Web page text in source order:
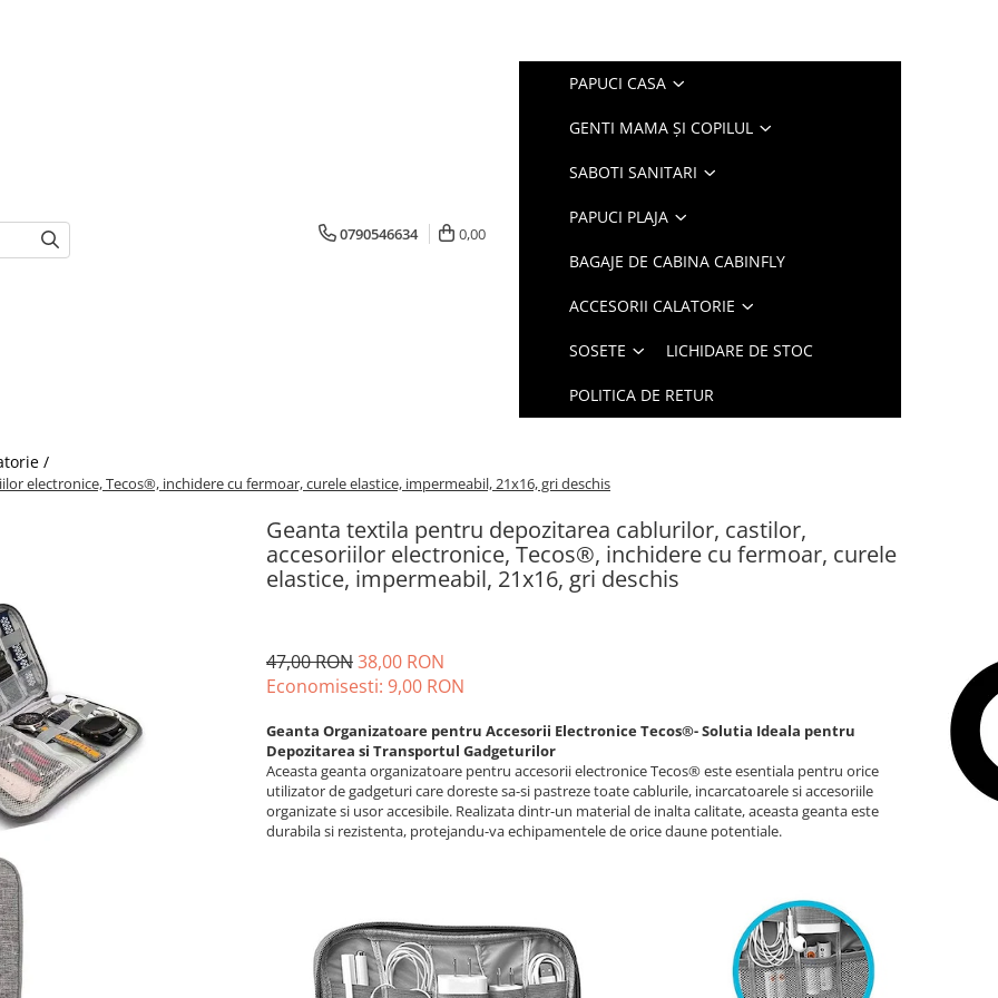
0790546634 0,00
PAPUCI CASA
GENTI MAMA ȘI COPILUL
SABOTI SANITARI
PAPUCI PLAJA
BAGAJE DE CABINA CABINFLY
ACCESORII CALATORIE
SOSETE LICHIDARE DE STOC
POLITICA DE RETUR
/
electronice, Tecos®, inchidere cu fermoar, curele elastice, impermeabil, 21x16, gri deschis
Geanta textila pentru depozitarea cablurilor, castilor,
accesoriilor electronice, Tecos®, inchidere cu fermoar, curele
elastice, impermeabil, 21x16, gri deschis
47,00 RON38,00 RON
Economisesti: 9,00 RON
Geanta Organizatoare pentru Accesorii Electronice Tecos®- Solutia Ideala pentru
Depozitarea si Transportul Gadgeturilor
Aceasta geanta organizatoare pentru accesorii electronice Tecos® este esentiala pentru orice
utilizator de gadgeturi care doreste sa-si pastreze toate cablurile, incarcatoarele si accesoriile
organizate si usor accesibile. Realizata dintr-un material de inalta calitate, aceasta geanta este
durabila si rezistenta, protejandu-va echipamentele de orice daune potentiale.